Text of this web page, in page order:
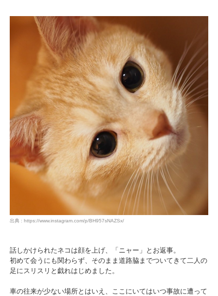
出典 : https://www.instagram.com/p/BH957sNAZSx/
話しかけられたネコは顔を上げ、「ニャー」とお返事。
初めて会うにも関わらず、そのまま道路脇までついてきて二人の
足にスリスリと戯れはじめました。
車の往来が少ない場所とはいえ、ここにいてはいつ事故に遭って